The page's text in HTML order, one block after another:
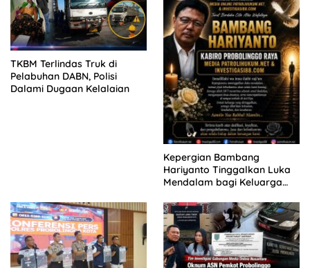
TKBM Terlindas Truk di
Pelabuhan DABN, Polisi
Dalami Dugaan Kelalaian
Kepergian Bambang
Hariyanto Tinggalkan Luka
Mendalam bagi Keluarga